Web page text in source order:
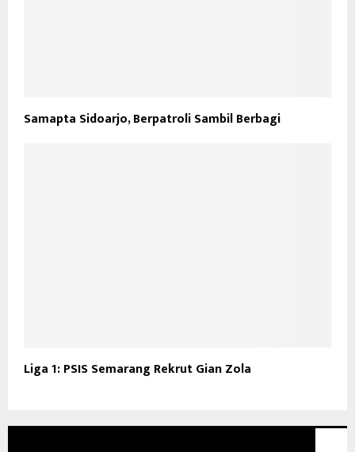
Samapta Sidoarjo, Berpatroli Sambil Berbagi
Liga 1: PSIS Semarang Rekrut Gian Zola